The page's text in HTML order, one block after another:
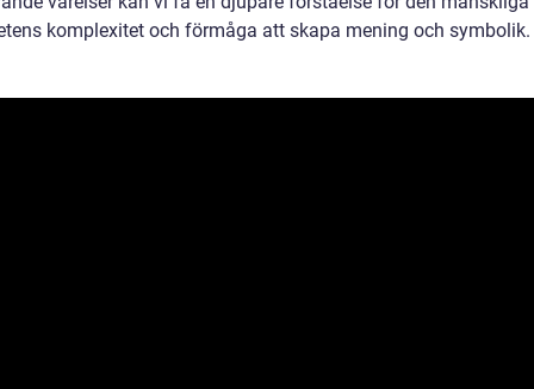
komplexitet och förmåga att skapa mening och symbolik.